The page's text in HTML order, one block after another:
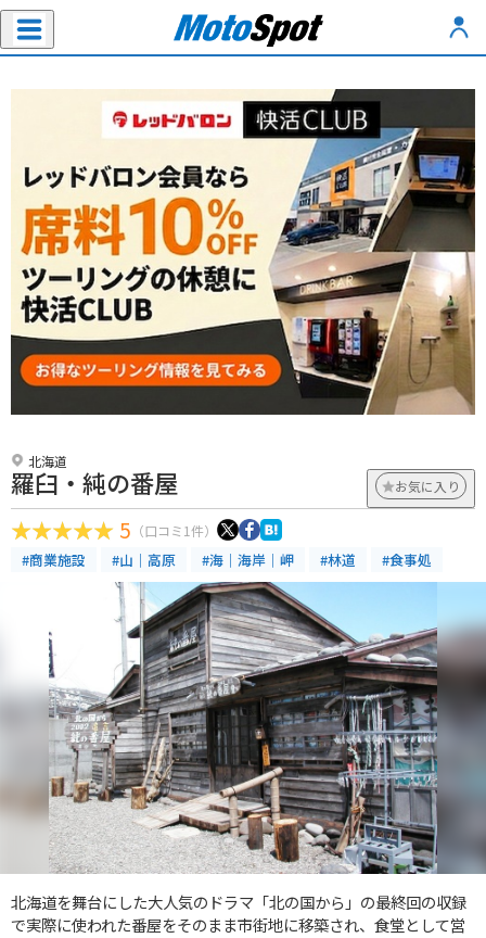
北海道
羅臼・純の番屋 お気に入り
5 （口コミ1件）
#商業施設 #山｜高原 #海｜海岸｜岬 #林道 #食事処
北海道を舞台にした大人気のドラマ「北の国から」の最終回の収録
で実際に使われた番屋をそのまま市街地に移築され、食堂として営